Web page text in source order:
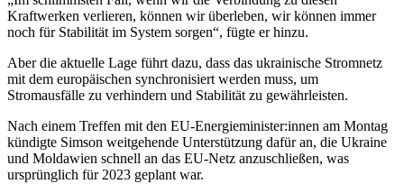
Kraftwerken verlieren, können wir überleben, wir können immer
noch für Stabilität im System sorgen“, fügte er hinzu.
Aber die aktuelle Lage führt dazu, dass das ukrainische Stromnetz
mit dem europäischen synchronisiert werden muss, um
Stromausfälle zu verhindern und Stabilität zu gewährleisten.
Nach einem Treffen mit den EU-Energieminister:innen am Montag
kündigte Simson weitgehende Unterstützung dafür an, die Ukraine
und Moldawien schnell an das EU-Netz anzuschließen, was
ursprünglich für 2023 geplant war.